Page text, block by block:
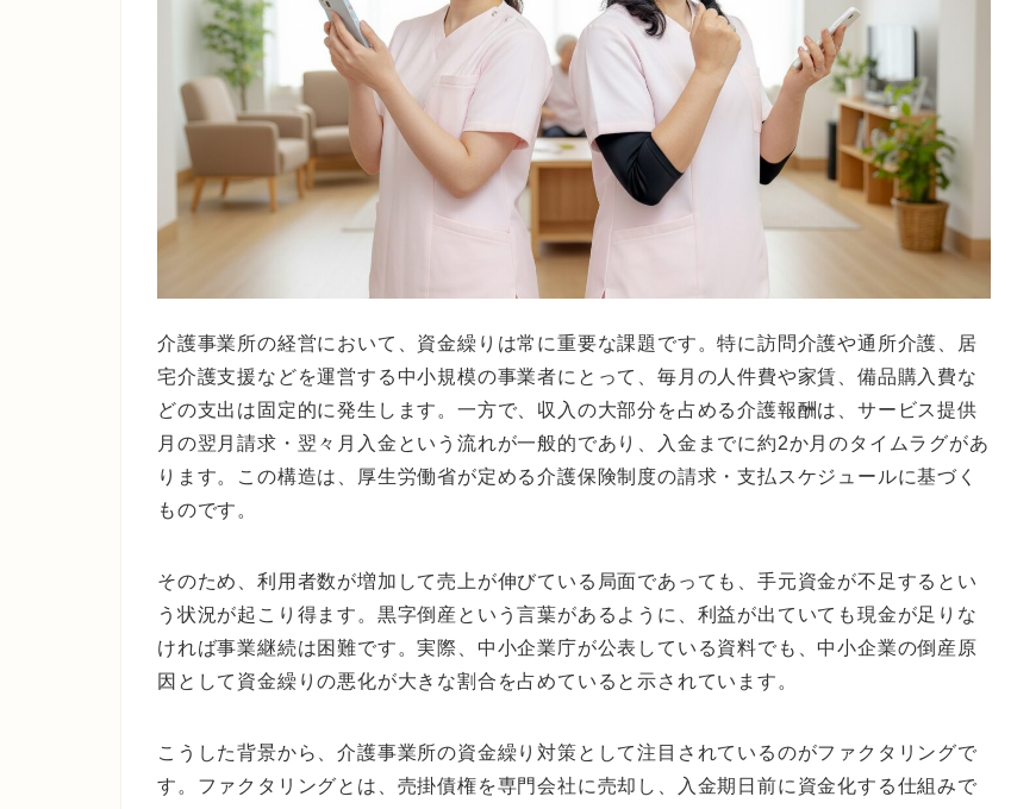
介護事業所の経営において、資金繰りは常に重要な課題です。特に訪問介護や通所介護、居
宅介護支援などを運営する中小規模の事業者にとって、毎月の人件費や家賃、備品購入費な
どの支出は固定的に発生します。一方で、収入の大部分を占める介護報酬は、サービス提供
月の翌月請求・翌々月入金という流れが一般的であり、入金までに約2か月のタイムラグがあ
ります。この構造は、厚生労働省が定める介護保険制度の請求・支払スケジュールに基づく
ものです。
そのため、利用者数が増加して売上が伸びている局面であっても、手元資金が不足するとい
う状況が起こり得ます。黒字倒産という言葉があるように、利益が出ていても現金が足りな
ければ事業継続は困難です。実際、中小企業庁が公表している資料でも、中小企業の倒産原
因として資金繰りの悪化が大きな割合を占めていると示されています。
こうした背景から、介護事業所の資金繰り対策として注目されているのがファクタリングで
す。ファクタリングとは、売掛債権を専門会社に売却し、入金期日前に資金化する仕組みで